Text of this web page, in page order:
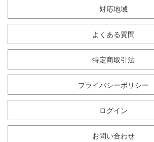
対応地域
よくある質問
特定商取引法
プライバシーポリシー
ログイン
お問い合わせ